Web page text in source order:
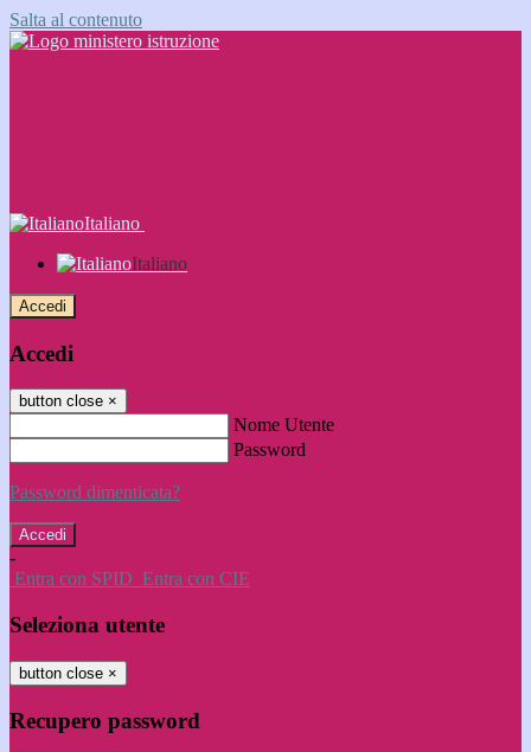
Salta al contenuto
Italiano
Italiano
Accedi
Accedi
button close ×
Nome Utente
Password
Password dimenticata?
-
Entra con SPID Entra con CIE
Seleziona utente
button close ×
Recupero password